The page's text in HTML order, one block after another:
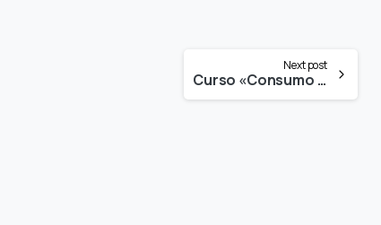
Next post
Curso «Consumo de drogas y estrategias preventivas en la Universidad de Alicante»